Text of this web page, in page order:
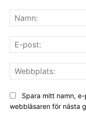
Spara mitt namn,
webbläsaren för nästa